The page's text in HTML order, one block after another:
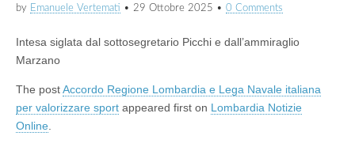
by Emanuele Vertemati • 29 Ottobre 2025 • 0 Comments
Intesa siglata dal sottosegretario Picchi e dall’ammiraglio
Marzano
The postAccordo Regione Lombardia e Lega Navale italiana
per valorizzare sport appeared first on Lombardia Notizie
Online